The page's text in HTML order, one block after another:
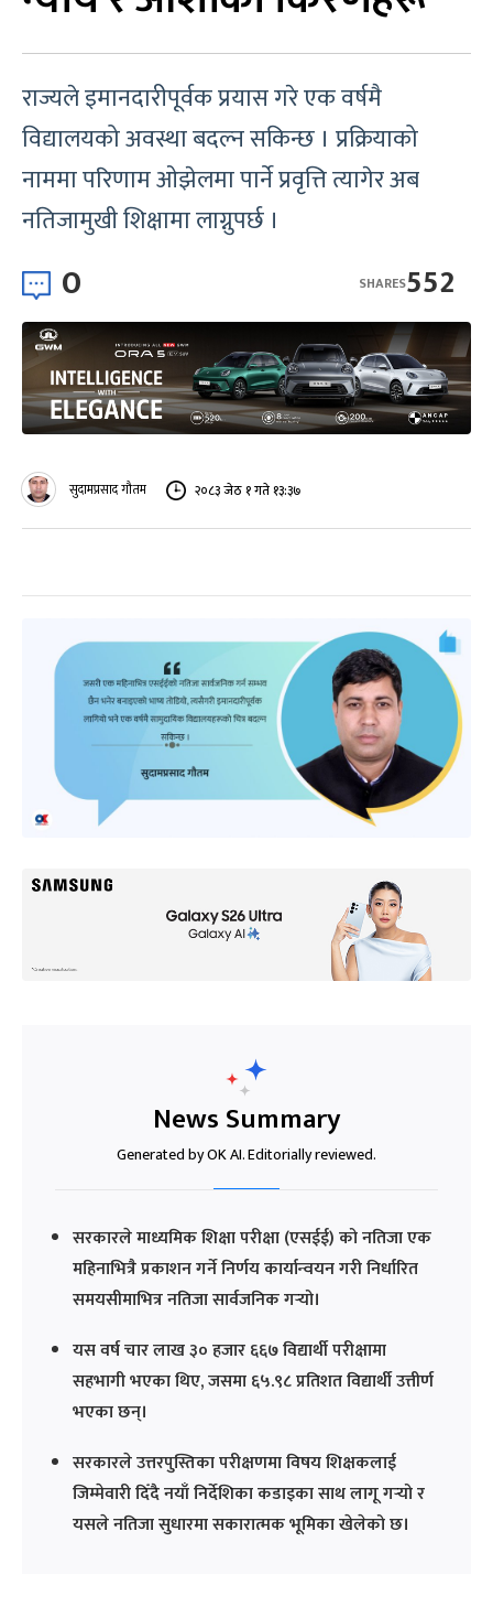
राज्यले इमानदारीपूर्वक प्रयास गरे एक वर्षमै
विद्यालयको अवस्था बदल्न सकिन्छ । प्रक्रियाको
नाममा परिणाम ओझेलमा पार्ने प्रवृत्ति त्यागेर अब
नतिजामुखी शिक्षामा लाग्नुपर्छ ।
0 552
SHARES
सुदामप्रसाद गौतम २०८३ जेठ १ गते १३:३७
News Summary
Generated by OK AI. Editorially reviewed.
सरकारले माध्यमिक शिक्षा परीक्षा (एसईई) को नतिजा एक
महिनाभित्रै प्रकाशन गर्ने निर्णय कार्यान्वयन गरी निर्धारित
समयसीमाभित्र नतिजा सार्वजनिक गर्‍यो।
यस वर्ष चार लाख ३० हजार ६६७ विद्यार्थी परीक्षामा
सहभागी भएका थिए, जसमा ६५.९८ प्रतिशत विद्यार्थी उत्तीर्ण
भएका छन्।
सरकारले उत्तरपुस्तिका परीक्षणमा विषय शिक्षकलाई
जिम्मेवारी दिँदै नयाँ निर्देशिका कडाइका साथ लागू गर्‍यो र
यसले नतिजा सुधारमा सकारात्मक भूमिका खेलेको छ।